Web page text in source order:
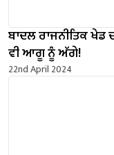
ਬਾਦਲ ਰਾਜਨੀਤਿਕ ਖੇਡ
ਵੀ ਆਗੂ ਨੂੰ ਅੱਗੇ!
22nd April 2024